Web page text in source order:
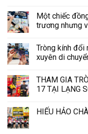
Một chiếc
trương nhưng
Tròng kính đổi
xuyên di
THAM GIA
17 TẠI LẠNG
HIẾU HẢO